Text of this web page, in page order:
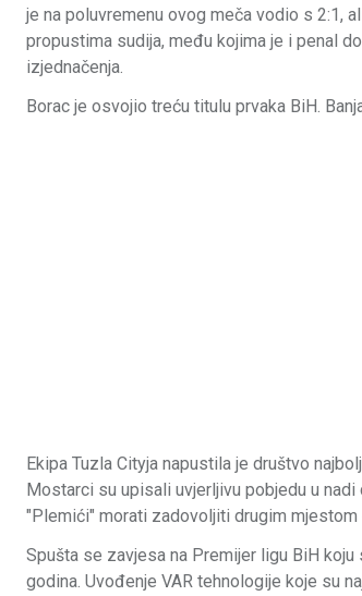
je na poluvremenu ovog meča vodio s 2:1,
propustima sudija, među kojima je i penal
izjednačenja.
Borac je osvojio treću titulu prvaka BiH.
Ekipa Tuzla Cityja napustila je društvo
Mostarci su upisali uvjerljivu pobjedu u
"Plemići" morati zadovoljiti drugim mjestom
Spušta se zavjesa na Premijer ligu BiH
godina. Uvođenje VAR tehnologije koje su